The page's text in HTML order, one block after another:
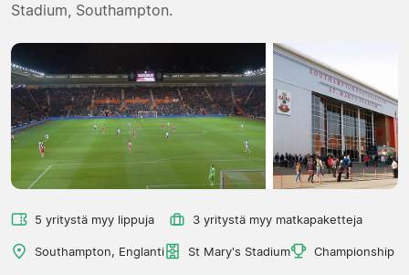
Stadium, Southampton.
5 yritystä myy lippuja 3 yritystä myy matkapaketteja
Southampton, Englanti St Mary's Stadium Championship